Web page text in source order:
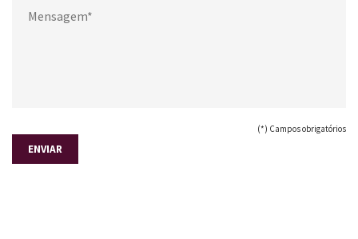
(*) Campos obrigatórios
ENVIAR